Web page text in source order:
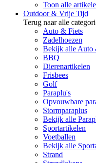
Toon alle
Outdoor & Vrije Tijd
Terug naar alle
Auto & Fiets
Zadelhoezen
Bekijk alle Auto
BBQ
Dierenartikelen
Frisbees
Golf
Paraplu's
Opvouwbare
Stormparaplus
Bekijk alle
Sportartikelen
Voetballen
Bekijk alle
Strand